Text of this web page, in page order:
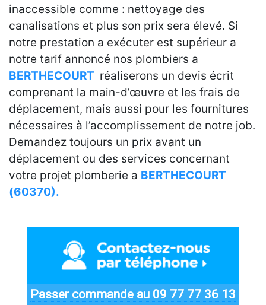
inaccessible comme : nettoyage des
canalisations et plus son prix sera élevé. Si
notre prestation a exécuter est supérieur a
notre tarif annoncé nos plombiers a
BERTHECOURT réaliserons un devis écrit
comprenant la main-d’œuvre et les frais de
déplacement, mais aussi pour les fournitures
nécessaires à l’accomplissement de notre job.
Demandez toujours un prix avant un
déplacement ou des services concernant
votre projet plomberie a BERTHECOURT
(60370).
Passer commande au 09 77 77 36 13